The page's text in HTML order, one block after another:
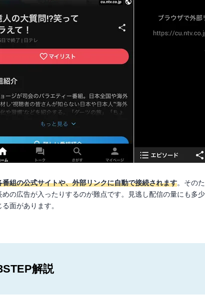
番組の公式サイトや、外部リンクに自動で接続されます。その
めの広告が入ったりするのが難点です。見逃し配信の量にも多
面があります。
解説